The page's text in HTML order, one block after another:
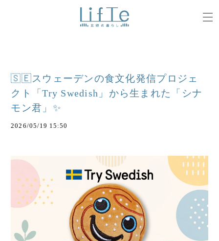
🇸🇪スウェーデンの食文化発信プロジェ
クト「Try Swedish」から生まれた「シナ
モン君」✨
2026/05/19 15:50